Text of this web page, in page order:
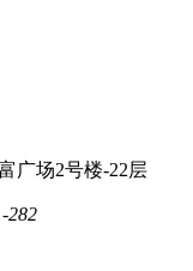
广场2号楼-22层
282